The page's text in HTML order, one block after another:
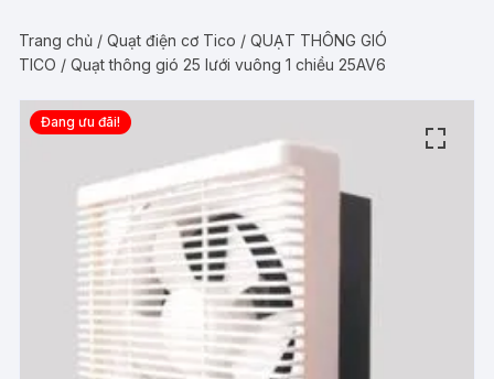
Trang chủ /Quạt điện cơ Tico /QUẠT THÔNG GIÓ
TICO / Quạt thông gió 25 lưới vuông 1 chiều 25AV6
Đang ưu đãi!